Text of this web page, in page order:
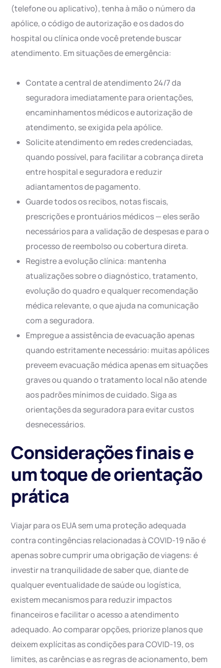
(telefone ou aplicativo), tenha à mão o número da
apólice, o código de autorização e os dados do
hospital ou clínica onde você pretende buscar
atendimento. Em situações de emergência:
Contate a central de atendimento 24/7 da
seguradora imediatamente para orientações,
encaminhamentos médicos e autorização de
atendimento, se exigida pela apólice.
Solicite atendimento em redes credenciadas,
quando possível, para facilitar a cobrança direta
entre hospital e seguradora e reduzir
adiantamentos de pagamento.
Guarde todos os recibos, notas fiscais,
prescrições e prontuários médicos — eles serão
necessários para a validação de despesas e para o
processo de reembolso ou cobertura direta.
Registre a evolução clínica: mantenha
atualizações sobre o diagnóstico, tratamento,
evolução do quadro e qualquer recomendação
médica relevante, o que ajuda na comunicação
com a seguradora.
Empregue a assistência de evacuação apenas
quando estritamente necessário: muitas apólices
preveem evacuação médica apenas em situações
graves ou quando o tratamento local não atende
aos padrões mínimos de cuidado. Siga as
orientações da seguradora para evitar custos
desnecessários.
Considerações finais e
um toque de orientação
prática
Viajar para os EUA sem uma proteção adequada
contra contingências relacionadas à COVID-19 não é
apenas sobre cumprir uma obrigação de viagens: é
investir na tranquilidade de saber que, diante de
qualquer eventualidade de saúde ou logística,
existem mecanismos para reduzir impactos
financeiros e facilitar o acesso a atendimento
adequado. Ao comparar opções, priorize planos que
deixem explícitas as condições para COVID-19, os
limites, as carências e as regras de acionamento, bem